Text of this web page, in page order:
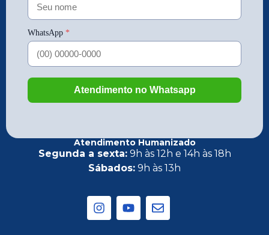
Atendimento Humanizado
Segunda a sexta:9h às 12h e 14h às 18h
Sábados: 9h às 13h